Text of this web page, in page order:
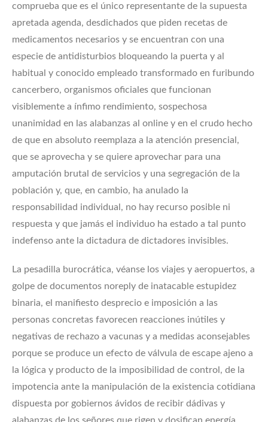
comprueba que es el único representante de la supuesta
apretada agenda, desdichados que piden recetas de
medicamentos necesarios y se encuentran con una
especie de antidisturbios bloqueando la puerta y al
habitual y conocido empleado transformado en furibundo
cancerbero, organismos oficiales que funcionan
visiblemente a ínfimo rendimiento, sospechosa
unanimidad en las alabanzas al online y en el crudo hecho
de que en absoluto reemplaza a la atención presencial,
que se aprovecha y se quiere aprovechar para una
amputación brutal de servicios y una segregación de la
población y, que, en cambio, ha anulado la
responsabilidad individual, no hay recurso posible ni
respuesta y que jamás el individuo ha estado a tal punto
indefenso ante la dictadura de dictadores invisibles.
La pesadilla burocrática, véanse los viajes y aeropuertos, a
golpe de documentos noreply de inatacable estupidez
binaria, el manifiesto desprecio e imposición a las
personas concretas favorecen reacciones inútiles y
negativas de rechazo a vacunas y a medidas aconsejables
porque se produce un efecto de válvula de escape ajeno a
la lógica y producto de la imposibilidad de control, de la
impotencia ante la manipulación de la existencia cotidiana
dispuesta por gobiernos ávidos de recibir dádivas y